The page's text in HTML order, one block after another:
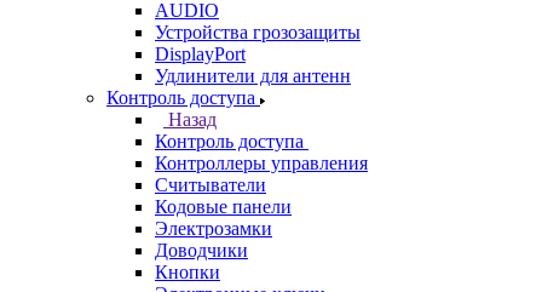
AUDIO
Устройства грозозащиты
DisplayPort
Удлинители для антенн
Контроль доступа
Назад
Контроль доступа
Контроллеры управления
Считыватели
Кодовые панели
Электрозамки
Доводчики
Кнопки